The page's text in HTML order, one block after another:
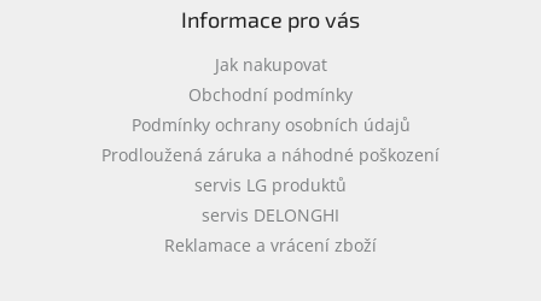
Informace pro vás
Jak nakupovat
Obchodní podmínky
Podmínky ochrany osobních údajů
Prodloužená záruka a náhodné poškození
servis LG produktů
servis DELONGHI
Reklamace a vrácení zboží